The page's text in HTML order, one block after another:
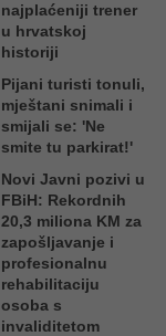
najplaćeniji trener
u hrvatskoj
historiji
Pijani turisti tonuli,
mještani snimali i
smijali se: 'Ne
smite tu parkirat!'
Novi Javni pozivi u
FBiH: Rekordnih
20,3 miliona KM za
zapošljavanje i
profesionalnu
rehabilitaciju
osoba s
invaliditetom